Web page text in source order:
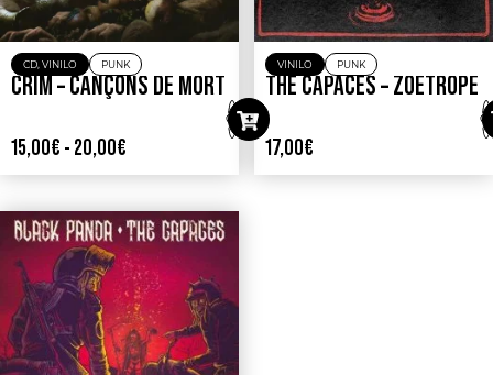
CD, VINILO PUNK
CRIM – CANÇONS DE MORT
15,00€ - 20,00€
VINILO PUNK
THE CAPACES – ZOETROPE
17,00€